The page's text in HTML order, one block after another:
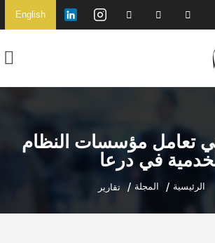
English
في تعامل مؤسسات النظام
في درعا
الرئيسية المجلة تقارير